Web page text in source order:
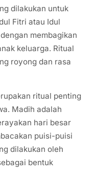
dilakukan untuk
Fitri atau Idul
membagikan
keluarga. Ritual
royong dan rasa
ritual penting
Madih adalah
hari besar
puisi-puisi
dilakukan oleh
bentuk